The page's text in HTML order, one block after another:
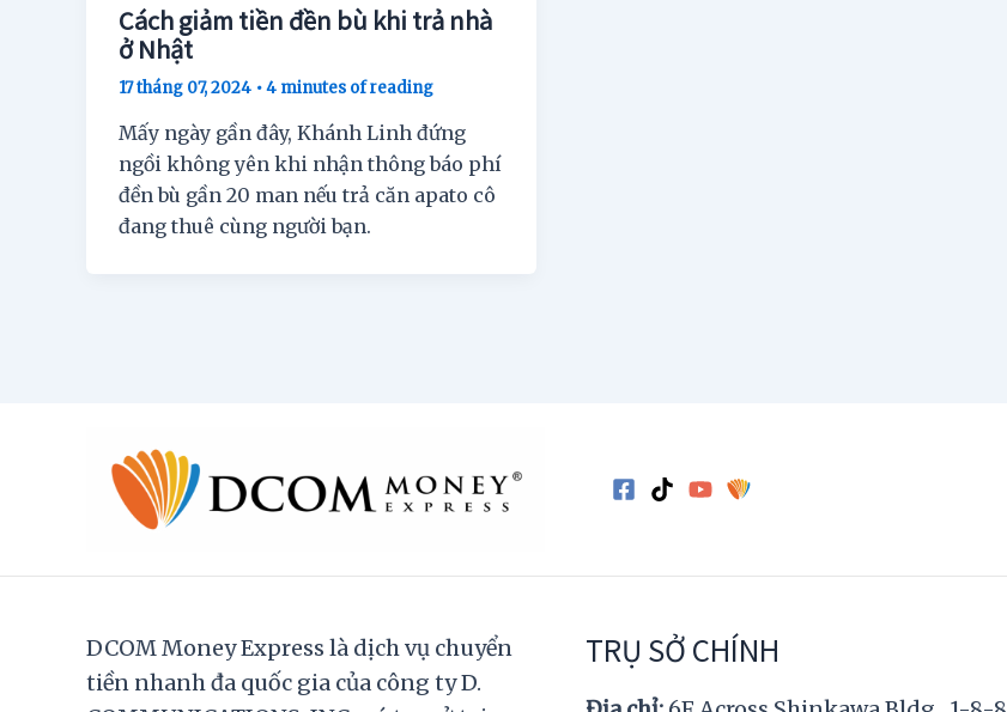
Cách giảm tiền đền bù khi trả nhà
ở Nhật
17 tháng 07, 2024 •4 minutes of reading
Mấy ngày gần đây, Khánh Linh đứng
ngồi không yên khi nhận thông báo phí
đền bù gần 20 man nếu trả căn apato cô
đang thuê cùng người bạn.
DCOM Money Express là dịch vụ chuyển
tiền nhanh đa quốc gia của công ty D.
TRỤ SỞ CHÍNH